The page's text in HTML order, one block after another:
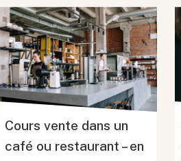
Cours vente dans un
café ou restaurant – en